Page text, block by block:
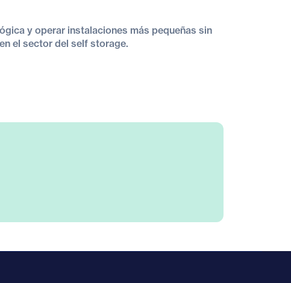
y operar instalaciones más pequeñas sin
el sector del self storage.